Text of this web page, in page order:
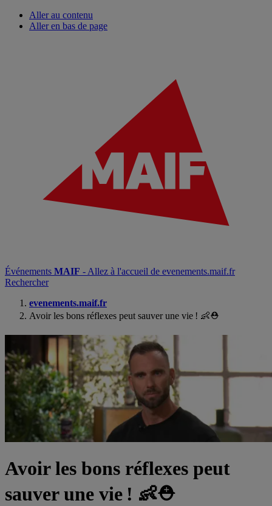
Aller au contenu
Aller en bas de page
Événements MAIF - Allez à l'accueil de evenements.maif.fr
Rechercher
evenements.maif.fr
Avoir les bons réflexes peut sauver une vie ! 👶⛑
Avoir les bons réflexes peut
sauver une vie ! 👶⛑